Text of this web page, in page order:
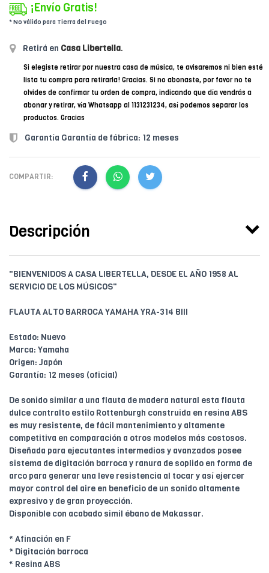
¡Envío Gratis!
* No válido para Tierra del Fuego
Retirá en Casa Libertella.
Si elegiste retirar por nuestra casa de música, te avisaremos ni bien esté
lista tu compra para retirarla! Gracias. Si no abonaste, por favor no te
olvides de confirmar tu orden de compra, indicando que día vendrás a
abonar y retirar, vía Whatsapp al 1131231234, así podemos separar los
productos. Gracias
Garantía Garantía de fábrica: 12 meses
COMPARTIR:
Descripción
"BIENVENIDOS A CASA LIBERTELLA, DESDE EL AÑO 1958 AL
SERVICIO DE LOS MÚSICOS"
FLAUTA ALTO BARROCA YAMAHA YRA-314 BIII
Estado: Nuevo
Marca: Yamaha
Origen: Japón
Garantía: 12 meses (oficial)
De sonido similar a una flauta de madera natural esta flauta
dulce contralto estilo Rottenburgh construida en resina ABS
es muy resistente, de fácil mantenimiento y altamente
competitiva en comparación a otros modelos más costosos.
Diseñada para ejecutantes intermedios y avanzados posee
sistema de digitación barroca y ranura de soplido en forma de
arco para generar una leve resistencia al tocar y así ejercer
mayor control del aire en beneficio de un sonido altamente
expresivo y de gran proyección.
Disponible con acabado simil ébano de Makassar.
* Afinación en F
* Digitación barroca
* Resina ABS